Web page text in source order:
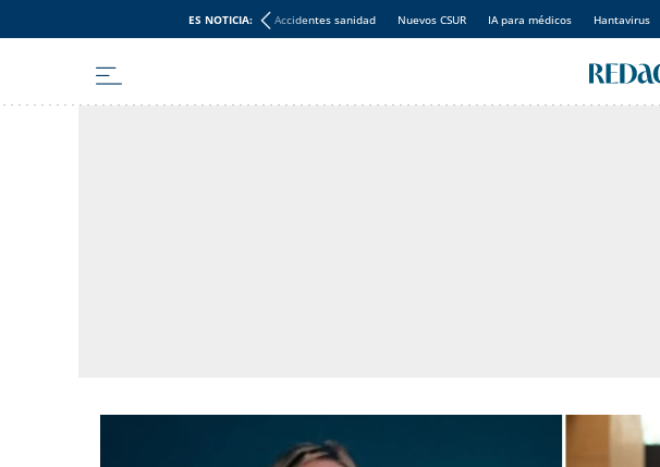
ES NOTICIA: Accidentes sanidad Nuevos CSUR IA para médicos Hantavirus